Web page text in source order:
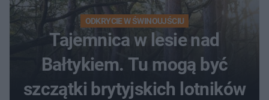
ODKRYCIE W ŚWINOUJŚCIU
Tajemnica w lesie nad
Bałtykiem. Tu mogą być
szczątki brytyjskich lotników